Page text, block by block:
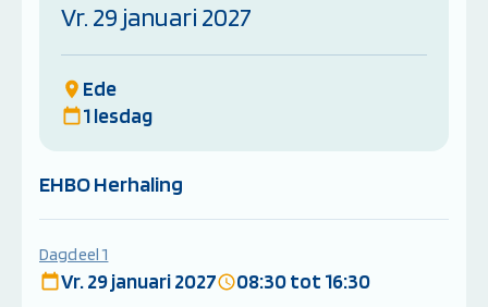
Vr. 29 januari 2027
Ede
1 lesdag
EHBO Herhaling
Dagdeel 1
Vr. 29 januari 2027 08:30 tot 16:30